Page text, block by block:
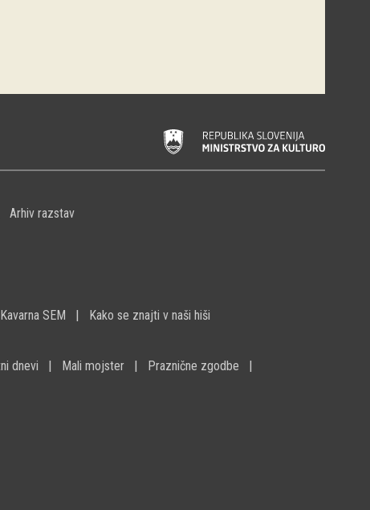
Arhiv razstav
Kavarna SEM Kako se znajti v naši hiši
dnevi Mali mojster
Praznične zgodbe